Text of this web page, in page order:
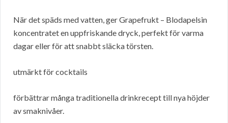
När det späds med vatten, ger Grapefrukt – Blodapelsin
koncentratet en uppfriskande dryck, perfekt för varma
dagar eller för att snabbt släcka törsten.
utmärkt för cocktails
förbättrar många traditionella drinkrecept till nya höjder
av smaknivåer.